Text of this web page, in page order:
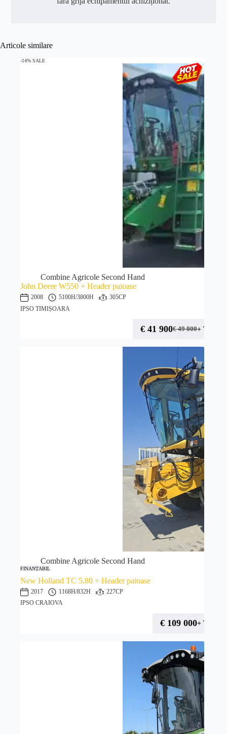
Articole similare
-14% SALE
Combine Agricole Second Hand
John Deere W550 + Header paioase
2008 5100H/3800H
305CP
IPSO TIMIȘOARA
€49 000
€ 41 900 + TVA
Combine Agricole Second Hand
FINANȚABIL
New Holland TC 5.80 + Header paioase
2017 1168H/832H
227CP
IPSO CRAIOVA
€ 109 000+ TVA